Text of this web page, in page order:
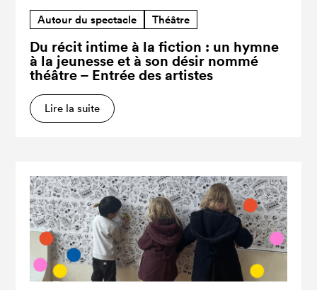
Autour du spectacle Théâtre
Du récit intime à la fiction : un hymne
à la jeunesse et à son désir nommé
théâtre – Entrée des artistes
Lire la suite